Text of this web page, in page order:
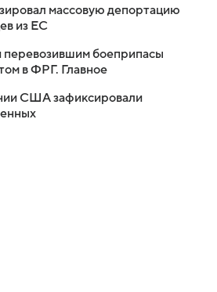
массовую депортацию
из ЕС
боеприпасы
в ФРГ. Главное
США зафиксировали